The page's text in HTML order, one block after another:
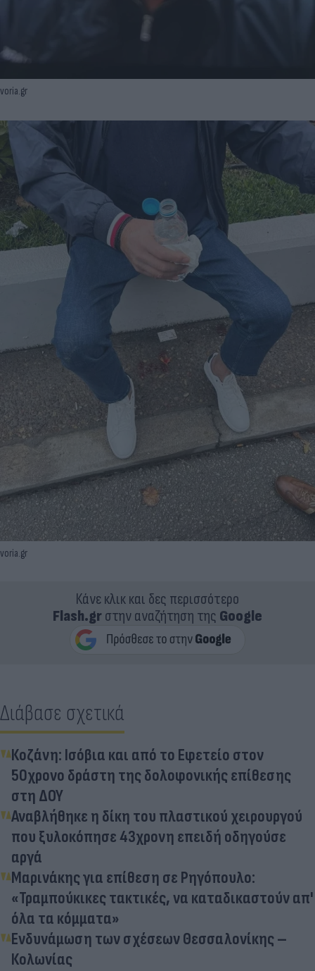
voria.gr
voria.gr
Κάνε κλικ και δες περισσότερο
Flash.grστην αναζήτηση της Google
Διάβασε σχετικά
Κοζάνη: Ισόβια και από το Εφετείο στον
50χρονο δράστη της δολοφονικής επίθεσης
στη ΔΟΥ
Αναβλήθηκε η δίκη του πλαστικού χειρουργού
που ξυλοκόπησε 43χρονη επειδή οδηγούσε
αργά
Μαρινάκης για επίθεση σε Ρηγόπουλο:
«Τραμπούκικες τακτικές, να καταδικαστούν απ'
όλα τα κόμματα»
Ενδυνάμωση των σχέσεων Θεσσαλονίκης –
Κολωνίας